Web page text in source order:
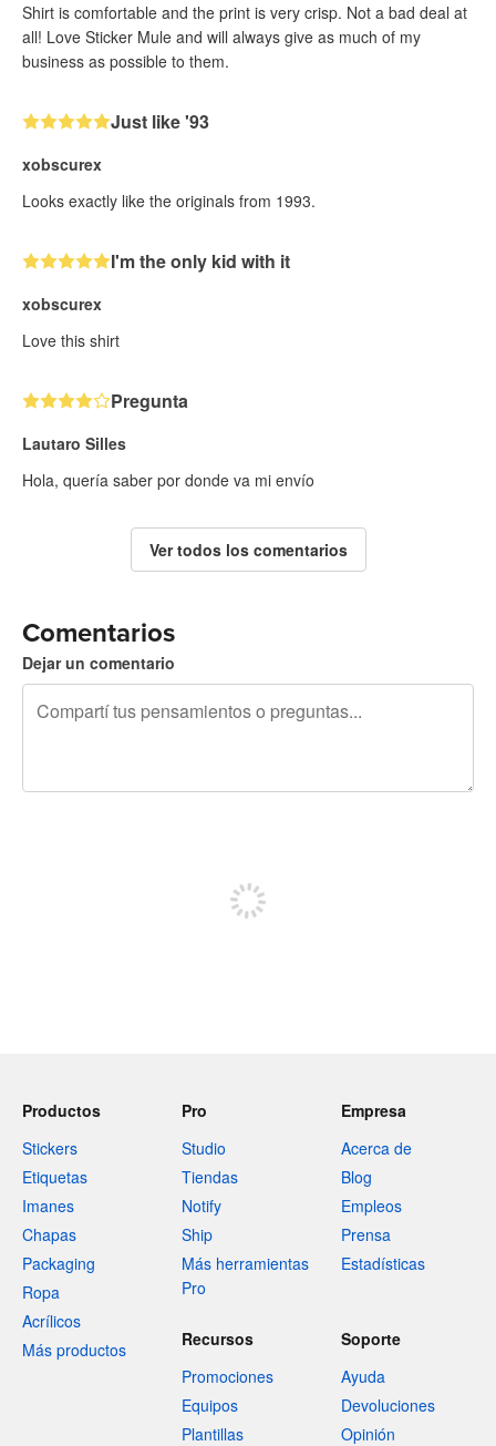
Shirt is comfortable and the print is very crisp. Not a bad deal at
all! Love Sticker Mule and will always give as much of my
business as possible to them.
Just like '93
xobscurex
Looks exactly like the originals from 1993.
I'm the only kid with it
xobscurex
Love this shirt
Pregunta
Lautaro Silles
Hola, quería saber por donde va mi envío
Ver todos los comentarios
Comentarios
Dejar un comentario
Productos
Stickers
Etiquetas
Imanes
Chapas
Packaging
Ropa
Acrílicos
Más productos
Pro
Studio
Tiendas
Notify
Ship
Más herramientas
Pro
Empresa
Acerca de
Blog
Empleos
Prensa
Estadísticas
Recursos
Promociones
Equipos
Plantillas
Soporte
Ayuda
Devoluciones
Opinión